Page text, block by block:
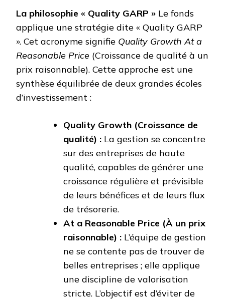
La philosophie « Quality GARP » Le fonds
applique une stratégie dite « Quality GARP
». Cet acronyme signifie Quality Growth At a
Reasonable Price (Croissance de qualité à un
prix raisonnable). Cette approche est une
synthèse équilibrée de deux grandes écoles
d’investissement :
Quality Growth (Croissance de
qualité) : La gestion se concentre
sur des entreprises de haute
qualité, capables de générer une
croissance régulière et prévisible
de leurs bénéfices et de leurs flux
de trésorerie.
At a Reasonable Price (À un prix
raisonnable) : L’équipe de gestion
ne se contente pas de trouver de
belles entreprises ; elle applique
une discipline de valorisation
stricte. L’objectif est d’éviter de